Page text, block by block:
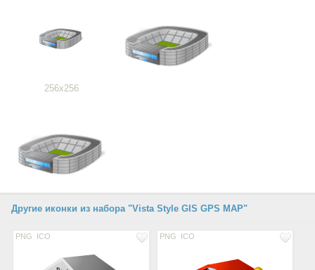
256x256
Другие иконки из набора "Vista Style GIS GPS MAP"
PNG ICO PNG ICO